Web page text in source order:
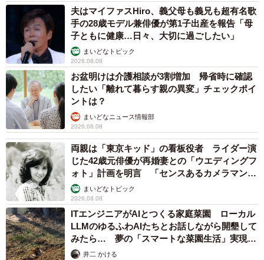
夫はマイファスHiro、義父母も義兄も超有名歌
手の28歳モデル兼俳優が第1子出産を報告「母
子ともに健康…日々、大切に過ごしたい」
まいどなトピック
2026.08.08
お盆明けは介護相談が3割増加 帰省時に確認
したい「離れて暮らす親の異変」チェックポイ
ントは？
まいどなニュース情報部
2026.08.08
両親は「東京キッド」の看板役者 ライダー演
じた42歳元俳優が再婚妻との「ウエディングフ
ォト」計画を明言 「センスあるカメラマン求
む」まいどなトピック
2026.08.08
ITエンジニアがAIとつくる家庭菜園 ローカル
LLMのゆるふわAIたちとお話しながら開墾して
みたら… 夢の「スマートな菜園生活」実現な
るか井二 かける